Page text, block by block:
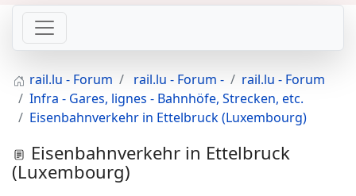
rail.lu - Forum rail.lu - Forum -
rail.lu - Forum
Infra - Gares, lignes - Bahnhöfe, Strecken, etc.
Eisenbahnverkehr in Ettelbruck (Luxembourg)
Eisenbahnverkehr in Ettelbruck
(Luxembourg)